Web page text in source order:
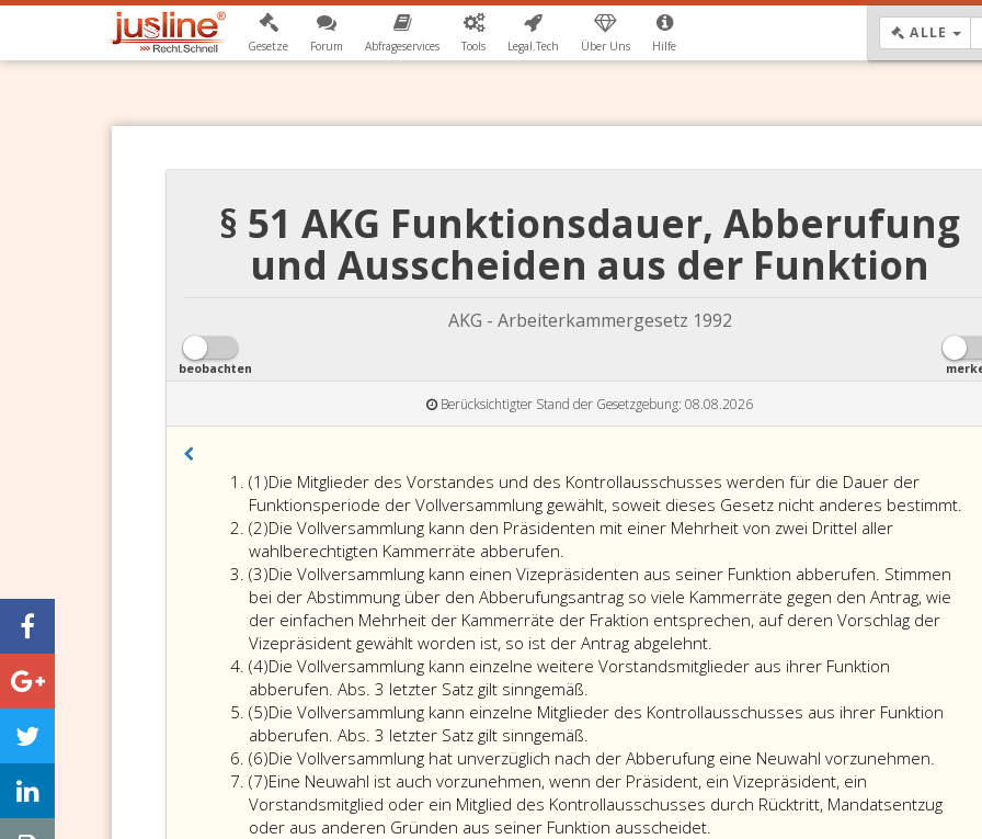
Gesetze Forum Abfrageservices Tools Legal.Tech Über Uns Hilfe
ALLE
§ 51 AKG Funktionsdauer, Abberufung
und Ausscheiden aus der Funktion
AKG - Arbeiterkammergesetz 1992
beobachten
Berücksichtigter Stand der Gesetzgebung: 08.08.2026
(1)Absatz
eins
Die Mitglieder des Vorstandes und des Kontrollausschusses werden für die Dauer der
Funktionsperiode der Vollversammlung gewählt, soweit dieses Gesetz nicht anderes bestimmt.
(2)Absatz
2
Die Vollversammlung kann den Präsidenten mit einer Mehrheit von zwei Drittel aller
wahlberechtigten Kammerräte abberufen.
(3)Absatz
3
Die Vollversammlung kann einen Vizepräsidenten aus seiner Funktion abberufen. Stimmen
bei der Abstimmung über den Abberufungsantrag so viele Kammerräte gegen den Antrag, wie
der einfachen Mehrheit der Kammerräte der Fraktion entsprechen, auf deren Vorschlag der
Vizepräsident gewählt worden ist, so ist der Antrag abgelehnt.
(4)Absatz
4
Die Vollversammlung kann einzelne weitere Vorstandsmitglieder aus ihrer Funktion
abberufen. Abs. 3 letzter Satz gilt sinngemäß.
Vollversammlung
einzelne
weitere
Vorstandsmitglieder
aus
(5)Absatz
5
Die Vollversammlung kann einzelne Mitglieder des Kontrollausschusses aus ihrer Funktion
abberufen. Abs. 3 letzter Satz gilt sinngemäß.
Vollversammlung
kann
einzelne
Mitglieder
(6)Absatz
6
Die Vollversammlung hat unverzüglich nach der Abberufung eine Neuwahl vorzunehmen.
(7)Absatz
7
Eine Neuwahl ist auch vorzunehmen, wenn der Präsident, ein Vizepräsident, ein
Vorstandsmitglied oder ein Mitglied des Kontrollausschusses durch Rücktritt, Mandatsentzug
oder aus anderen Gründen aus seiner Funktion ausscheidet.